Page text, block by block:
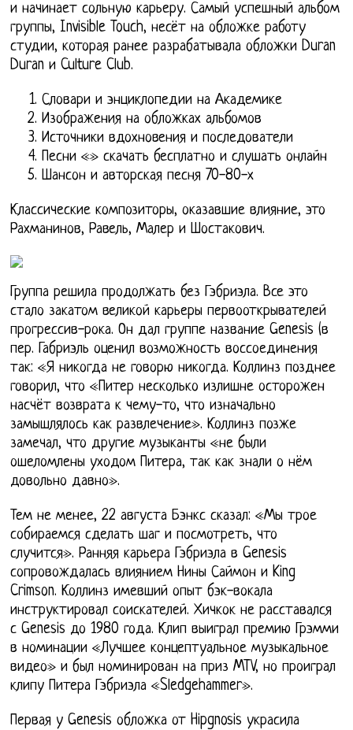
и начинает сольную карьеру. Самый успешный альбом
группы, Invisible Touch, несёт на обложке работу
студии, которая ранее разрабатывала обложки Duran
Duran и Culture Club.
Словари и энциклопедии на Академике
Изображения на обложках альбомов
Источники вдохновения и последователи
Песни «» скачать бесплатно и слушать онлайн
Шансон и авторская песня 70-80-х
Классические композиторы, оказавшие влияние, это
Рахманинов, Равель, Малер и Шостакович.
Группа решила продолжать без Гэбриэла. Все это
стало закатом великой карьеры первооткрывателей
прогрессив-рока. Он дал группе название Genesis (в
пер. Габриэль оценил возможность воссоединения
так: «Я никогда не говорю никогда. Коллинз позднее
говорил, что «Питер несколько излишне осторожен
насчёт возврата к чему-то, что изначально
замышлялось как развлечение». Коллинз позже
замечал, что другие музыканты «не были
ошеломлены уходом Питера, так как знали о нём
довольно давно».
Тем не менее, 22 августа Бэнкс сказал: «Мы трое
собираемся сделать шаг и посмотреть, что
случится». Ранняя карьера Гэбриэла в Genesis
сопровождалась влиянием Нины Саймон и King
Crimson. Коллинз имевший опыт бэк-вокала
инструктировал соискателей. Хичкок не расставался
с Genesis до 1980 года. Клип выиграл премию Грэмми
в номинации «Лучшее концептуальное музыкальное
видео» и был номинирован на приз MTV, но проиграл
клипу Питера Гэбриэла «Sledgehammer».
Первая у Genesis обложка от Hipgnosis украсила